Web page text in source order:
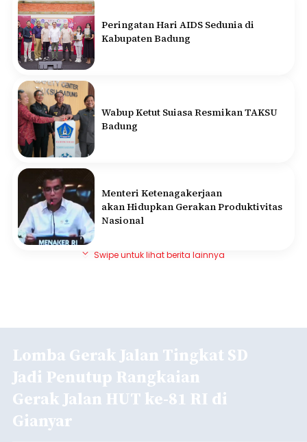
Peringatan Hari AIDS Sedunia di
Kabupaten Badung
Wabup Ketut Suiasa Resmikan TAKSU
Badung
Menteri Ketenagakerjaan
akan Hidupkan Gerakan Produktivitas
Nasional
Swipe untuk lihat berita lainnya
Lomba Gerak Jalan Tingkat SD
Jadi Penutup Rangkaian
Gerak Jalan HUT ke-81 RI di
Gianyar